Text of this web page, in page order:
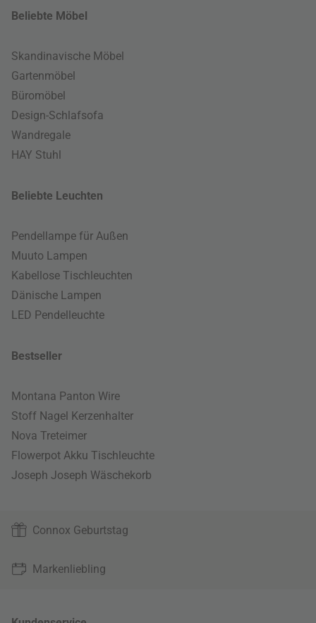
Beliebte Möbel
Skandinavische Möbel
Gartenmöbel
Büromöbel
Design-Schlafsofa
Wandregale
HAY Stuhl
Beliebte Leuchten
Pendellampe für Außen
Muuto Lampen
Kabellose Tischleuchten
Dänische Lampen
LED Pendelleuchte
Bestseller
Montana Panton Wire
Stoff Nagel Kerzenhalter
Nova Treteimer
Flowerpot Akku Tischleuchte
Joseph Joseph Wäschekorb
Connox Geburtstag
Markenliebling